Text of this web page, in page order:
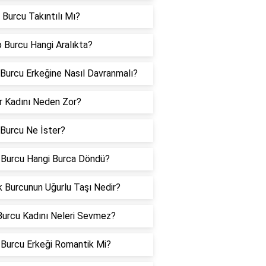
Takıntılı Mı?
Burcu Hangi Aralıkta?
Erkeğine Nasıl Davranmalı?
Kadını Neden Zor?
Ne İster?
Hangi Burca Döndü?
Burcunun Uğurlu Taşı Nedir?
Kadını Neleri Sevmez?
Erkeği Romantik Mi?